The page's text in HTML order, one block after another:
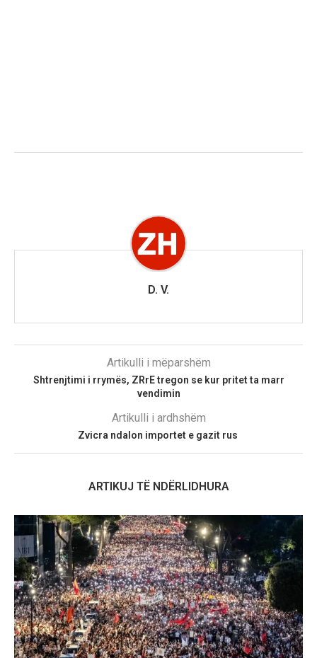
D. V.
Artikulli i mëparshëm
Shtrenjtimi i rrymës, ZRrE tregon se kur pritet ta marr
vendimin
Artikulli i ardhshëm
Zvicra ndalon importet e gazit rus
ARTIKUJ TË NDËRLIDHURA